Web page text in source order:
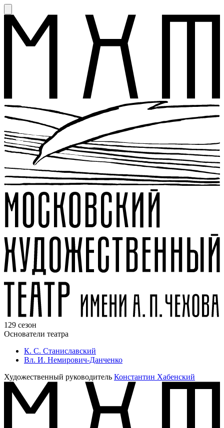
129 сезон
Основатели театра
К. С. Станиславский
Вл. И. Немирович-Данченко
Художественный руководитель Константин Хабенский